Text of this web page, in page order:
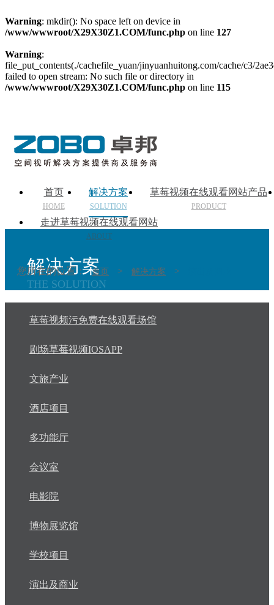
Warning: mkdir(): No space left on device in
/www/wwwroot/X29X30Z1.COM/func.php on line 127
Warning:
file_put_contents(./cachefile_yuan/jinyuanhuitong.com/cache/c3/
failed to open stream: No such file or directory in
/www/wwwroot/X29X30Z1.COM/func.php on line 115
首页
HOME
解决方案
SOLUTION
草莓视频在线观看网站产品
PRODUCT
走进草莓视频在线观看网站
ABOUT
您所在的位置： 首页 > 解决方案 >
解决方案
THE SOLUTION
草莓视频污免费在线观看场馆
剧场草莓视频IOSAPP
文旅产业
酒店项目
多功能厅
会议室
电影院
博物展览馆
学校项目
演出及商业